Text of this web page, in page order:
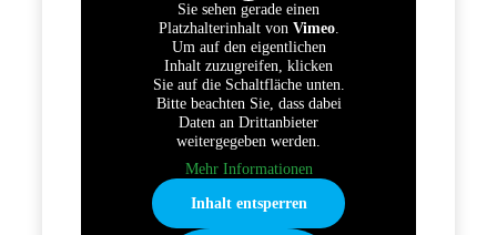
Sie sehen gerade einen
Platzhalterinhalt von Vimeo.
Um auf den eigentlichen
Inhalt zuzugreifen, klicken
Sie auf die Schaltfläche unten.
Bitte beachten Sie, dass dabei
Daten an Drittanbieter
weitergegeben werden.
Mehr Informationen
Inhalt entsperren